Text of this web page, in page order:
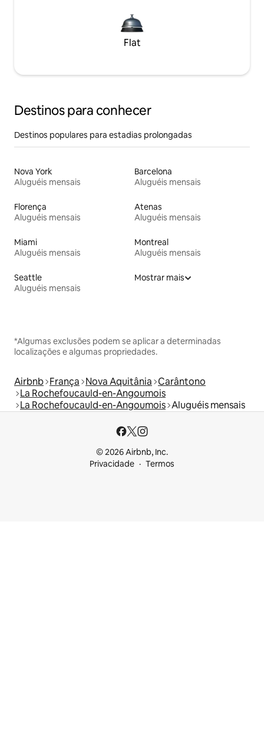
Flat
Destinos para conhecer
Destinos populares para estadias prolongadas
Nova York
Aluguéis mensais
Barcelona
Aluguéis mensais
Florença
Aluguéis mensais
Atenas
Aluguéis mensais
Miami
Aluguéis mensais
Montreal
Aluguéis mensais
Seattle
Aluguéis mensais
Mostrar mais
*Algumas exclusões podem se aplicar a determinadas
localizações e algumas propriedades.
Airbnb França Nova Aquitânia Carântono
La Rochefoucauld-en-Angoumois
La Rochefoucauld-en-Angoumois Aluguéis mensais
© 2026 Airbnb, Inc.
Privacidade
Termos